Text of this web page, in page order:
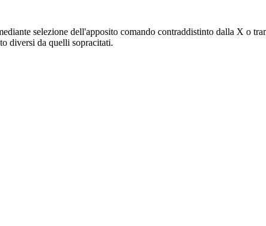
selezione dell'apposito comando contraddistinto dalla X o
diversi da quelli sopracitati.